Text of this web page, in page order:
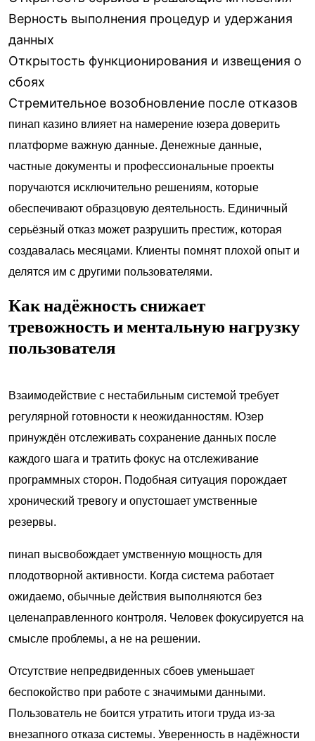
Верность выполнения процедур и удержания
данных
Открытость функционирования и извещения о
сбоях
Стремительное возобновление после отказов
пинап казино влияет на намерение юзера доверить
платформе важную данные. Денежные данные,
частные документы и профессиональные проекты
поручаются исключительно решениям, которые
обеспечивают образцовую деятельность. Единичный
серьёзный отказ может разрушить престиж, которая
создавалась месяцами. Клиенты помнят плохой опыт и
делятся им с другими пользователями.
Как надёжность снижает
тревожность и ментальную нагрузку
пользователя
Взаимодействие с нестабильным системой требует
регулярной готовности к неожиданностям. Юзер
принуждён отслеживать сохранение данных после
каждого шага и тратить фокус на отслеживание
программных сторон. Подобная ситуация порождает
хронический тревогу и опустошает умственные
резервы.
пинап высвобождает умственную мощность для
плодотворной активности. Когда система работает
ожидаемо, обычные действия выполняются без
целенаправленного контроля. Человек фокусируется на
смысле проблемы, а не на решении.
Отсутствие непредвиденных сбоев уменьшает
беспокойство при работе с значимыми данными.
Пользователь не боится утратить итоги труда из-за
внезапного отказа системы. Уверенность в надёжности